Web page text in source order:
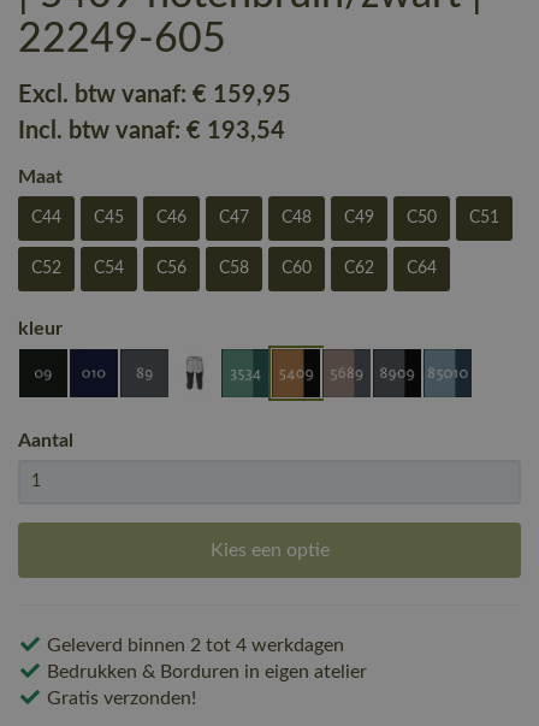
22249-605
Excl. btw vanaf: € 159,95
Incl. btw vanaf: € 193,54
Maat
C44 C45 C46 C47 C48 C49 C50 C51
C52 C54 C56 C58 C60 C62 C64
kleur
Aantal
Kies een optie
Geleverd binnen 2 tot 4 werkdagen
Bedrukken & Borduren in eigen atelier
Gratis verzonden!